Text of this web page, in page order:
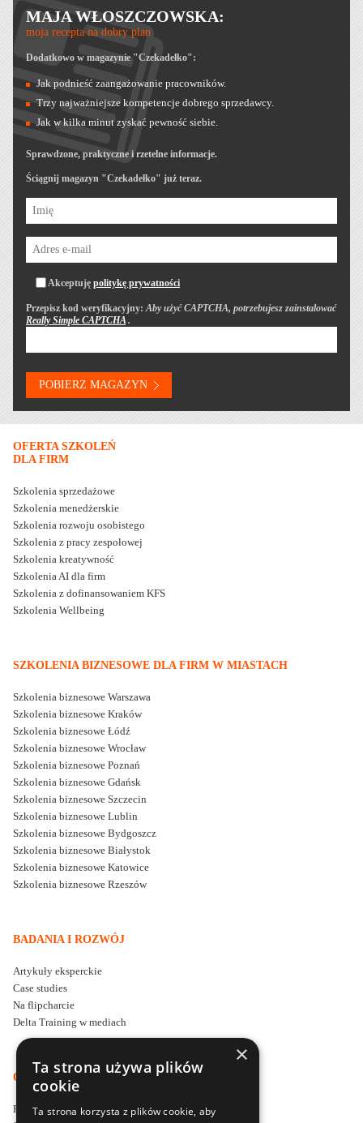
MAJA WŁOSZCZOWSKA:
moja recepta na dobry plan
Dodatkowo w magazynie "Czekadełko":
Jak podnieść zaangażowanie pracowników.
Trzy najważniejsze kompetencje dobrego sprzedawcy.
Jak w kilka minut zyskać pewność siebie.
Sprawdzone, praktyczne i rzetelne informacje.
Ściągnij magazyn "Czekadełko" już teraz.
Akceptuję politykę prywatności
Przepisz kod weryfikacyjny:Aby użyć CAPTCHA, potrzebujesz zainstalować
Really Simple CAPTCHA.
OFERTA SZKOLEŃ
DLA FIRM
Szkolenia sprzedażowe
Szkolenia menedżerskie
Szkolenia rozwoju osobistego
Szkolenia z pracy zespołowej
Szkolenia kreatywność
Szkolenia AI dla firm
Szkolenia z dofinansowaniem KFS
Szkolenia Wellbeing
SZKOLENIA BIZNESOWE DLA FIRM W MIASTACH
Szkolenia biznesowe Warszawa
Szkolenia biznesowe Kraków
Szkolenia biznesowe Łódź
Szkolenia biznesowe Wrocław
Szkolenia biznesowe Poznań
Szkolenia biznesowe Gdańsk
Szkolenia biznesowe Szczecin
Szkolenia biznesowe Lublin
Szkolenia biznesowe Bydgoszcz
Szkolenia biznesowe Białystok
Szkolenia biznesowe Katowice
Szkolenia biznesowe Rzeszów
BADANIA I ROZWÓJ
Artykuły eksperckie
Case studies
Na flipcharcie
Delta Training w mediach
O DELTA TRAINING
Firma szkoleniowa Delta Training
×
Ta strona używa plików
cookie
Ta strona korzysta z plików cookie, aby